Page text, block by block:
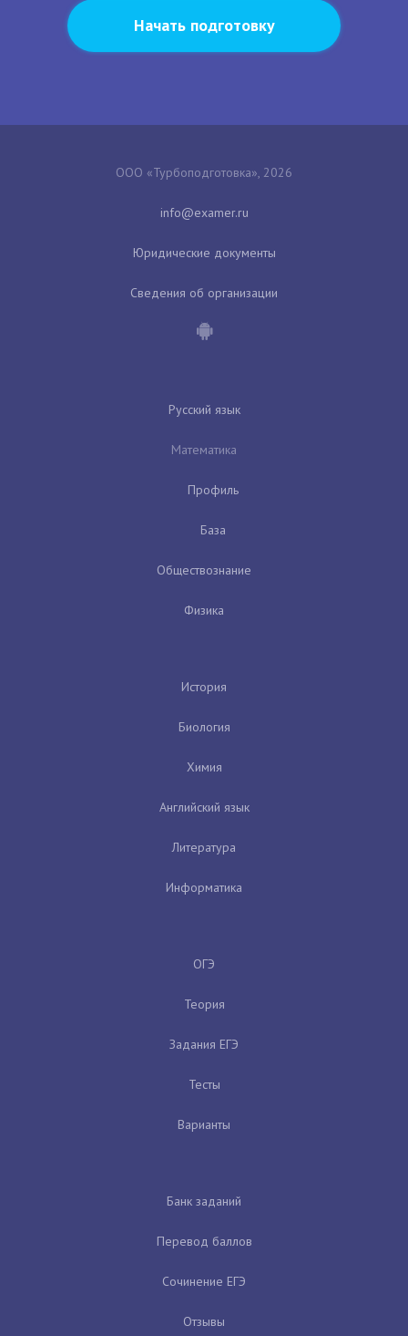
Начать подготовку
ООО «Турбоподготовка», 2026
Юридические документы
Сведения об организации
Русский язык
Математика
Профиль
База
Обществознание
Физика
История
Биология
Химия
Английский язык
Литература
Информатика
ОГЭ
Теория
Задания ЕГЭ
Тесты
Варианты
Банк заданий
Перевод баллов
Сочинение ЕГЭ
Отзывы